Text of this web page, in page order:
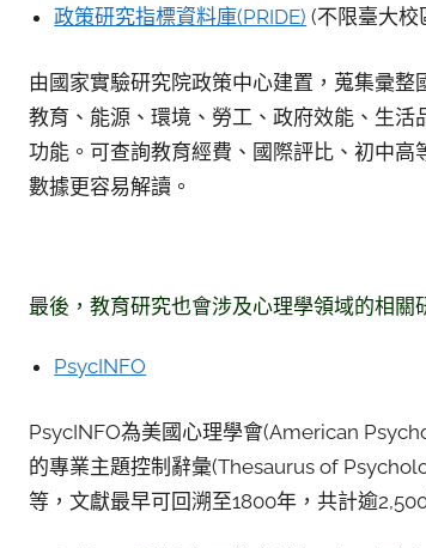
政策研究指標資料庫(PRIDE) (不限臺大校
由國家實驗研究院政策中心建置，蒐集彚
教育、能源、環境、勞工、政府效能、生
功能。可查詢教育經費、國際評比、初中
數據更容易解讀。
最後，教育研究也會涉及心理學領域的相關
PsycINFO
PsycINFO為美國心理學會(American
的專業主題控制辭彙(Thesaurus of
等，文獻最早可回溯至1800年，共計逾